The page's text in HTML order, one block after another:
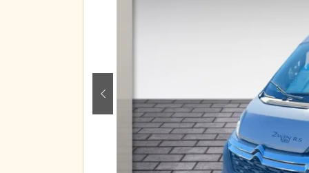
zurück